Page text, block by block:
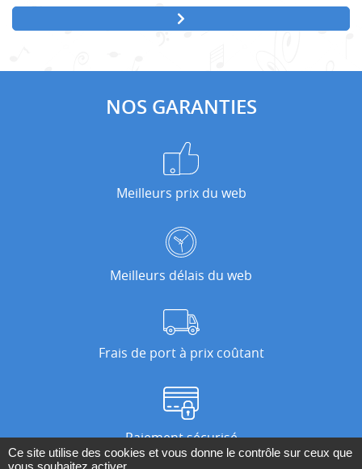
NOS GARANTIES
Meilleurs prix du web
Meilleurs délais du web
Frais de port à prix coûtant
Paiement sécurisé
Ce site utilise des cookies et vous donne le contrôle sur ceux que
vous souhaitez activer